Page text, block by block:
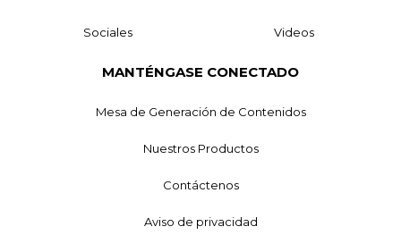
Sociales Videos
MANTÉNGASE CONECTADO
Mesa de Generación de Contenidos
Nuestros Productos
Contáctenos
Aviso de privacidad